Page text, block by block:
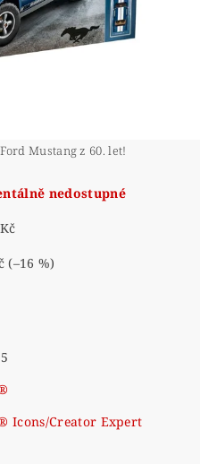
Mustang z 60. let!
nedostupné
(–16 %)
Icons/Creator Expert